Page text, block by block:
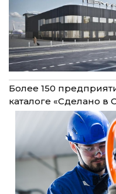
Более 150
каталоге «Сделано в